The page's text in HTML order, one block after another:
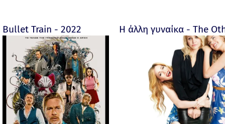
Bullet Train - 2022 Η άλλη γυναίκα - The